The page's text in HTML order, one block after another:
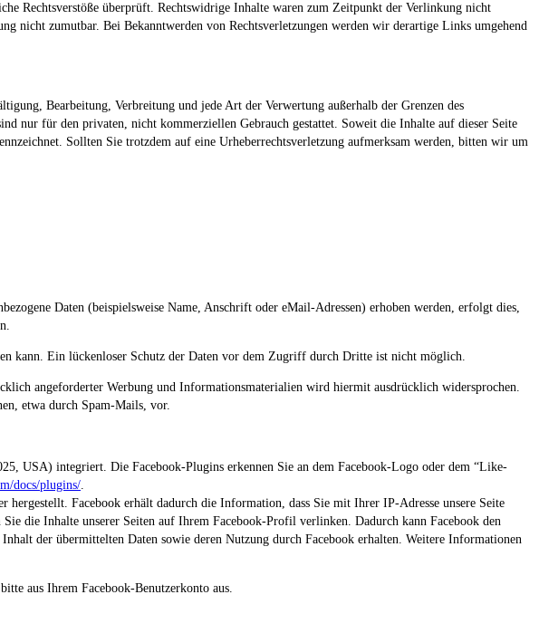
Rechtsverstöße überprüft. Rechtswidrige Inhalte waren zum Zeitpunkt der Verlinkung nicht
nicht zumutbar. Bei Bekanntwerden von Rechtsverletzungen werden wir derartige Links umgehend
Bearbeitung, Verbreitung und jede Art der Verwertung außerhalb der Grenzen des
nur für den privaten, nicht kommerziellen Gebrauch gestattet. Soweit die Inhalte auf dieser Seite
Sollten Sie trotzdem auf eine Urheberrechtsverletzung aufmerksam werden, bitten wir um
Daten (beispielsweise Name, Anschrift oder eMail-Adressen) erhoben werden, erfolgt dies,
kann. Ein lückenloser Schutz der Daten vor dem Zugriff durch Dritte ist nicht möglich.
angeforderter Werbung und Informationsmaterialien wird hiermit ausdrücklich widersprochen.
etwa durch Spam-Mails, vor.
USA) integriert. Die Facebook-Plugins erkennen Sie an dem Facebook-Logo oder dem “Like-
docs/plugins/.
Facebook erhält dadurch die Information, dass Sie mit Ihrer IP-Adresse unsere Seite
die Inhalte unserer Seiten auf Ihrem Facebook-Profil verlinken. Dadurch kann Facebook den
der übermittelten Daten sowie deren Nutzung durch Facebook erhalten. Weitere Informationen
aus Ihrem Facebook-Benutzerkonto aus.